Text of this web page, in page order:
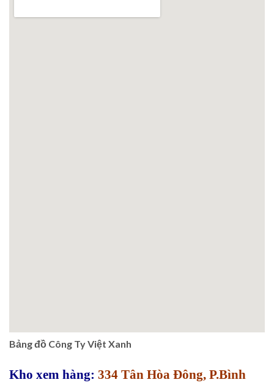
Bảng đồ Công Ty Việt Xanh
Kho xem hàng: 334 Tân Hòa Đông, P.Bình